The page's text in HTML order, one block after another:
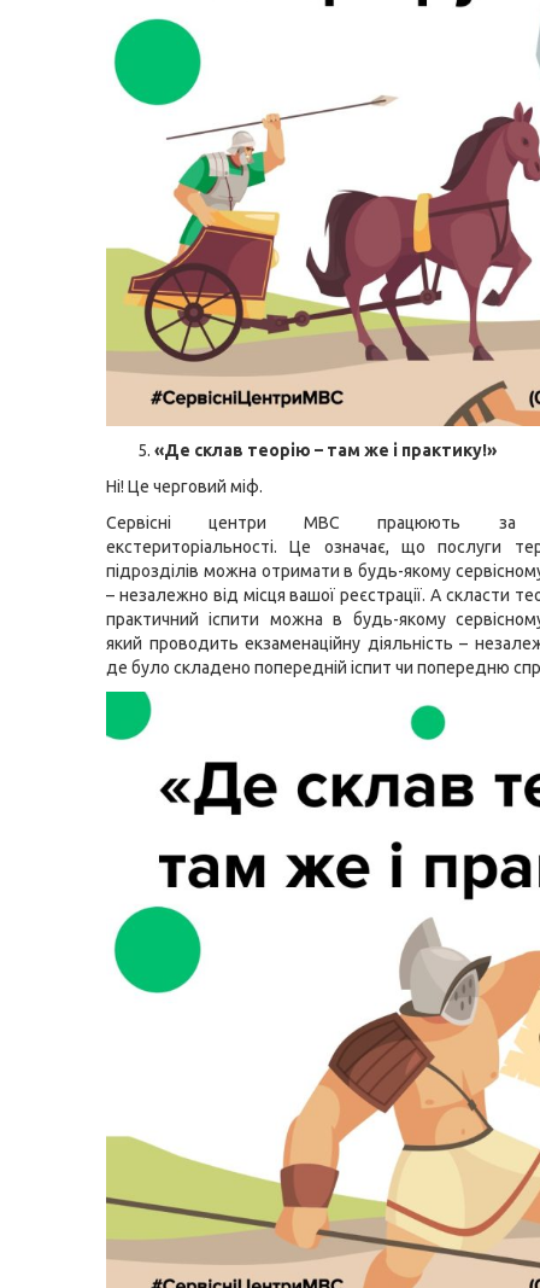
«Де склав теорію – там же і практику!»
Ні! Це черговий міф.
Сервісні центри МВС працюють за
екстериторіальності. Це означає, що послуги
підрозділів можна отримати в будь-якому
– незалежно від місця вашої реєстрації. А скласти
практичний іспити можна в будь-якому
який проводить екзаменаційну діяльність –
де було складено попередній іспит чи попередню